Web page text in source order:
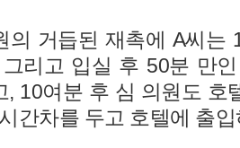
의 거듭된 재촉에 A씨는
리고 입실 후 50분 만
, 10여분 후 심 의원도 호
간차를 두고 호텔에 출